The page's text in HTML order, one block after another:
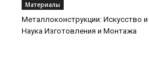
Материалы
Металлоконструкции: Искусство и
Наука Изготовления и Монтажа